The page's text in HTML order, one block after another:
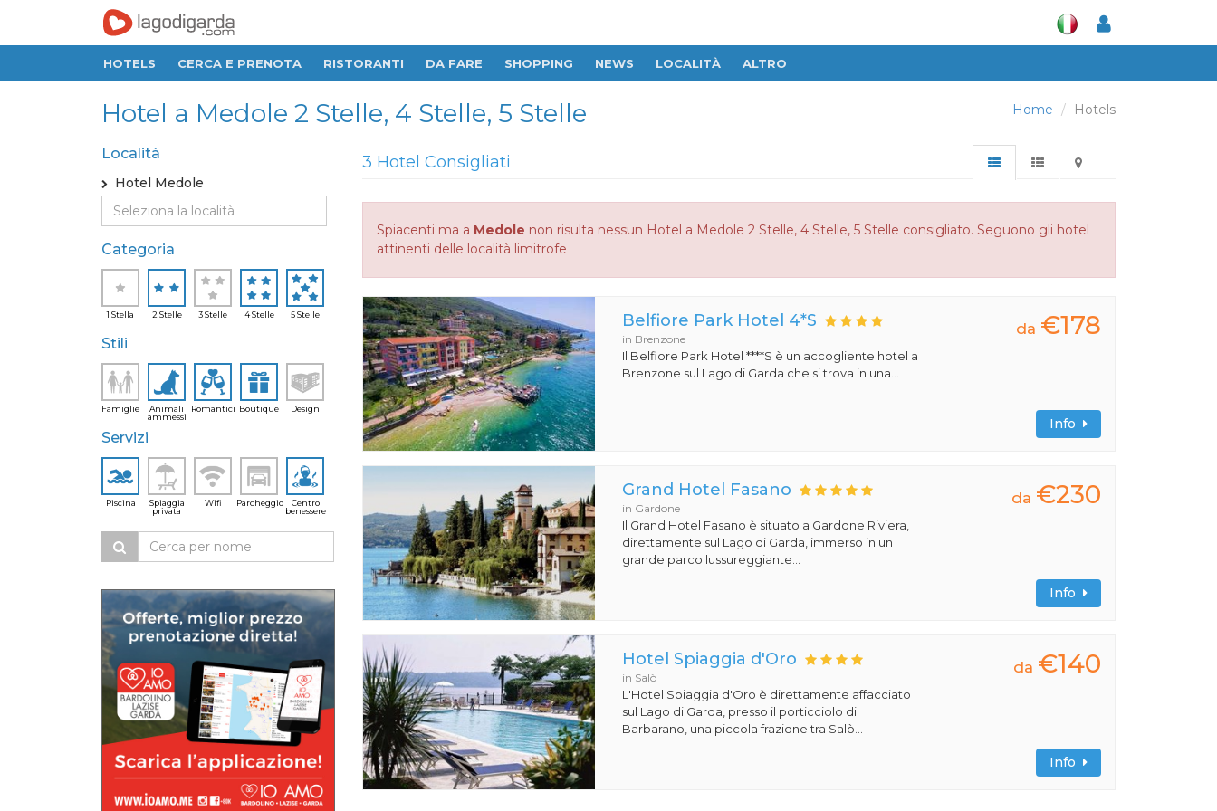
HOTELS CERCA E PRENOTA RISTORANTI DA FARE SHOPPING NEWS LOCALITÀ ALTRO
Home Hotels
Hotel a Medole 2 Stelle, 4 Stelle, 5 Stelle
Località
Hotel Medole
Categoria
1 Stella 2 Stelle 3 Stelle 4 Stelle 5 Stelle
Stili
Famiglie
Animali
ammessi
Romantici Boutique Design
Servizi
Piscina
Spiaggia
privata
Wifi Parcheggio
Centro
benessere
3 Hotel Consigliati
Spiacenti ma a Medole non risulta nessun Hotel a Medole 2 Stelle, 4 Stelle, 5 Stelle consigliato. Seguono gli hotel
attinenti delle località limitrofe
Belfiore Park Hotel 4*S
in Brenzone
Il Belfiore Park Hotel ****S è un accogliente hotel a
Brenzone sul Lago di Garda che si trova in una...
da €178
Info
Grand Hotel Fasano
in Gardone
Il Grand Hotel Fasano è situato a Gardone Riviera,
direttamente sul Lago di Garda, immerso in un
grande parco lussureggiante...
da €230
Info
Hotel Spiaggia d'Oro
in Salò
L'Hotel Spiaggia d'Oro è direttamente affacciato
sul Lago di Garda, presso il porticciolo di
Barbarano, una piccola frazione tra Salò...
da €140
Info